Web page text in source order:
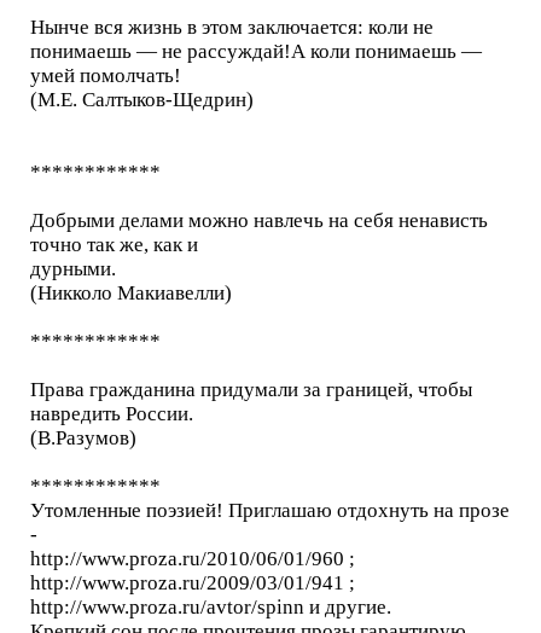
Нынче вся жизнь в этом заключается: коли не
понимаешь — не рассуждай!А коли понимаешь —
умей помолчать!
(М.Е. Салтыков-Щедрин)
************
Добрыми делами можно навлечь на себя ненависть
точно так же, как и
дурными.
(Никколо Макиавелли)
************
Права гражданина придумали за границей, чтобы
навредить России.
(В.Разумов)
************
Утомленные поэзией! Приглашаю отдохнуть на прозе
-
http://www.proza.ru/2010/06/01/960 ;
http://www.proza.ru/2009/03/01/941 ;
http://www.proza.ru/avtor/spinn и другие.